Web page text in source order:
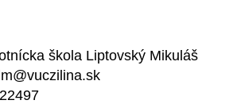
škola Liptovský Mikuláš